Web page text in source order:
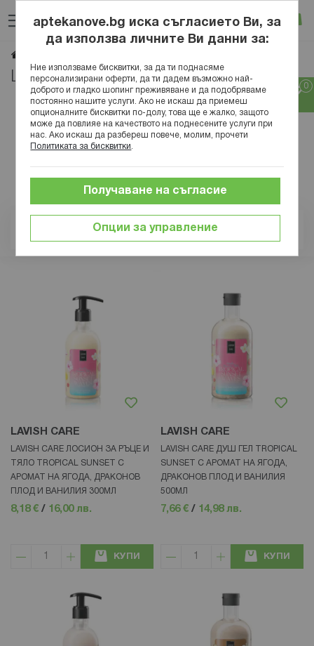
към
съдържанието
Вход
LAVISH CARE
Позиция
LAVISH CARE
LAVISH CARE ЛОСИОН ЗА РЪЦЕ И
ТЯЛО TROPICAL SUNSET С
АРОМАТ НА ЯГОДА, ДРАКОНОВ
ПЛОД И ВАНИЛИЯ 300МЛ
8,18 € / 16,00 лв.
КУПИ
LAVISH CARE
LAVISH CARE ДУШ ГЕЛ TROPICAL
SUNSET С АРОМАТ НА ЯГОДА,
ДРАКОНОВ ПЛОД И ВАНИЛИЯ
500МЛ
7,66 € / 14,98 лв.
КУПИ
aptekanove.bg иска съгласието Ви, за
да използва личните Ви данни за:
Ние използваме бисквитки, за да ти поднасяме
персонализирани оферти, да ти дадем възможно най-
доброто и гладко шопинг преживяване и да подобряваме
постоянно нашите услуги. Ако не искаш да приемеш
опционалните бисквитки по-долу, това ще е жалко, защото
може да повлияе на качеството на поднесените услуги при
нас. Ако искаш да разбереш повече, молим, прочети
Политиката за бисквитки
Опции за управление
Получаване на съгласие